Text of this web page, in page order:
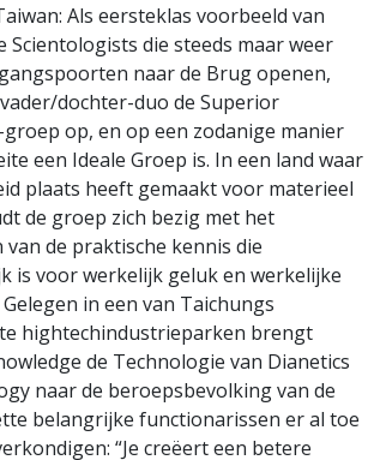
Als eersteklas voorbeeld van
Scientologists die steeds maar weer
naar de Brug openen,
dochter-duo de Superior
op, en op een zodanige manier
een Ideale Groep is. In een land waar
plaats heeft gemaakt voor materieel
de groep zich bezig met het
van de praktische kennis die
is voor werkelijk geluk en werkelijke
in een van Taichungs
hightechindustrieparken brengt
de Technologie van Dianetics
naar de beroepsbevolking van de
belangrijke functionarissen er al toe
“Je creëert een betere